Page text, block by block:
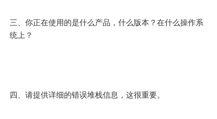
三、你正在使用的是什么产品，什么版本？在什么操作系
统上？
四、请提供详细的错误堆栈信息，这很重要。